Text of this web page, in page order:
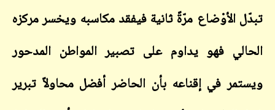
تبدّل الأوْضاع مرّةً ثانية فيفقد مكاسبه ويخسر مركزه
الحالي فهو يداوم على تصبير المواطن المدحور
ويستمر في إقناعه بأن الحاضر أفضل محاولاً تبرير